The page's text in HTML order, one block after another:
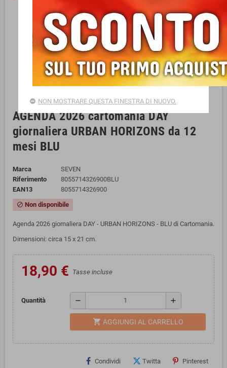
AGENDA 2026 cartomania DAY
giornaliera URBAN HORIZONS da 12
mesi BLU
Marca
SEVEN
Riferimento
8055714326900BLU
EAN13
8055714326900
block Non disponibile
Agenda 2026 giornaliera DAY - URBAN HORIZONS - BLU di Cartomania.
Dimensioni: circa 15 x 21 cm.
18,90 € Tasse incluse
Quantità remove add
shopping_cart AGGIUNGI AL CARRELLO
Condividi Twitta Pinterest
NON MOSTRARE QUESTA FINESTRA DI NUOVO.